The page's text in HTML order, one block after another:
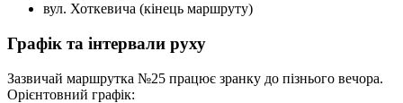
вул. Хоткевича (кінець маршруту)
Графік та інтервали руху
Зазвичай маршрутка №25 працює зранку до пізнього вечора.
Орієнтовний графік: